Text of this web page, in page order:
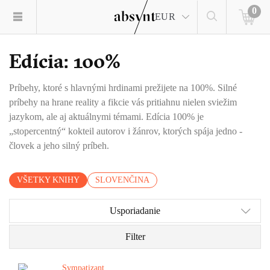
EUR
0
Edícia: 100%
Príbehy, ktoré s hlavnými hrdinami prežijete na 100%. Silné
príbehy na hrane reality a fikcie vás pritiahnu nielen sviežim
jazykom, ale aj aktuálnymi témami. Edícia 100% je
„stopercentný“ kokteil autorov i žánrov, ktorých spája jedno -
človek a jeho silný príbeh.
VŠETKY KNIHY SLOVENČINA
Usporiadanie
Filter